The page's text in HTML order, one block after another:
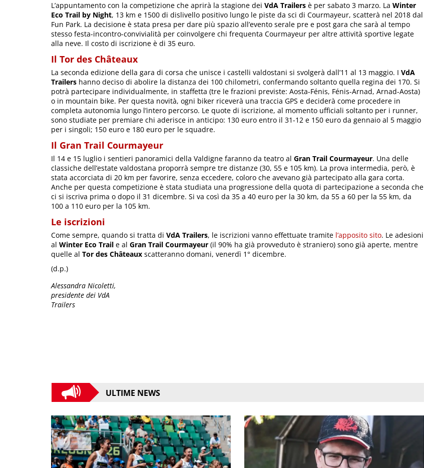
L’appuntamento con la competizione che aprirà la stagione dei VdA Trailers è per sabato 3 marzo. La Winter
Eco Trail by Night, 13 km e 1500 di dislivello positivo lungo le piste da sci di Courmayeur, scatterà nel 2018 dal
Fun Park. La decisione è stata presa per dare più spazio all’evento serale pre e post gara che sarà al tempo
stesso festa-incontro-convivialità per coinvolgere chi frequenta Courmayeur per altre attività sportive legate
alla neve. Il costo di iscrizione è di 35 euro.
Il Tor des Châteaux
La seconda edizione della gara di corsa che unisce i castelli valdostani si svolgerà dall’11 al 13 maggio. I VdA
Trailers hanno deciso di abolire la distanza dei 100 chilometri, confermando soltanto quella regina dei 170. Si
potrà partecipare individualmente, in staffetta (tre le frazioni previste: Aosta-Fénis, Fénis-Arnad, Arnad-Aosta)
o in mountain bike. Per questa novità, ogni biker riceverà una traccia GPS e deciderà come procedere in
completa autonomia lungo l’intero percorso. Le quote di iscrizione, al momento ufficiali soltanto per i runner,
sono studiate per premiare chi aderisce in anticipo: 130 euro entro il 31-12 e 150 euro da gennaio al 5 maggio
per i singoli; 150 euro e 180 euro per le squadre.
Il Gran Trail Courmayeur
Il 14 e 15 luglio i sentieri panoramici della Valdigne faranno da teatro al Gran Trail Courmayeur. Una delle
classiche dell’estate valdostana proporrà sempre tre distanze (30, 55 e 105 km). La prova intermedia, però, è
stata accorciata di 20 km per favorire, senza eccedere, coloro che avevano già partecipato alla gara corta.
Anche per questa competizione è stata studiata una progressione della quota di partecipazione a seconda che
ci si iscriva prima o dopo il 31 dicembre. Si va così da 35 a 40 euro per la 30 km, da 55 a 60 per la 55 km, da
100 a 110 euro per la 105 km.
Le iscrizioni
Come sempre, quando si tratta di VdA Trailers, le iscrizioni vanno effettuate tramite l’apposito sito. Le adesioni
al Winter Eco Trail e al Gran Trail Courmayeur (il 90% ha già provveduto è straniero) sono già aperte, mentre
quelle al Tor des Châteaux scatteranno domani, venerdì 1° dicembre.
(d.p.)
Alessandra Nicoletti,
presidente dei VdA
Trailers
ULTIME NEWS